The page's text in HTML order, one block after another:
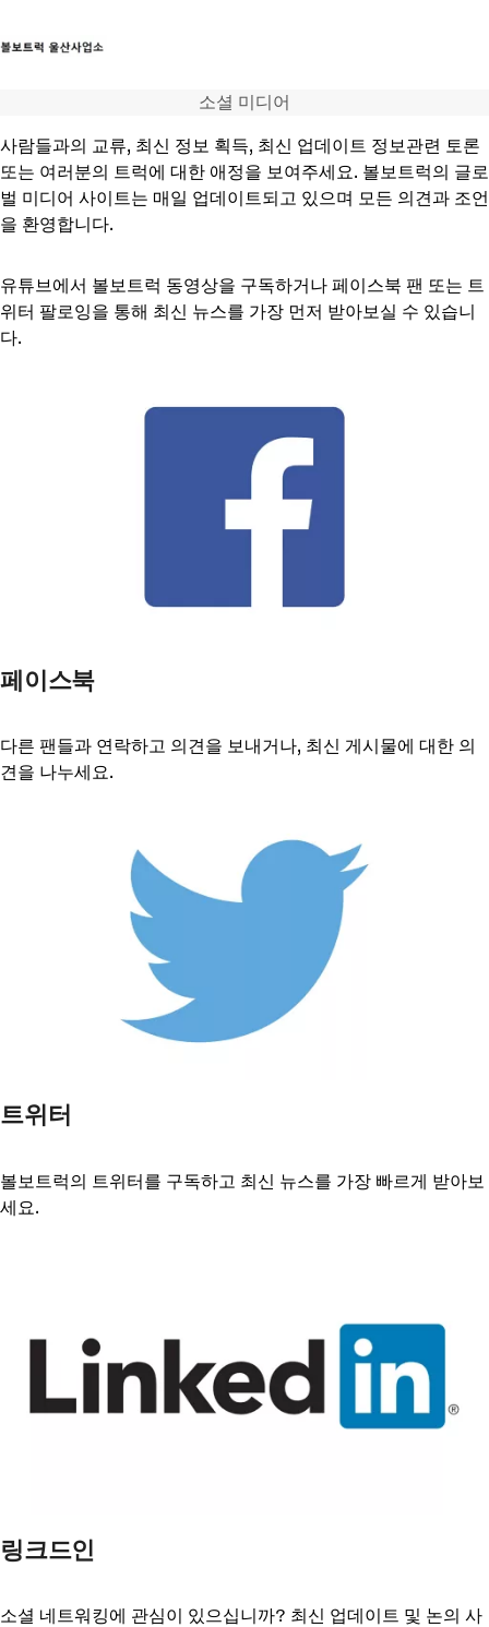
서비스
뉴스
연락처
소셜 미디어
사람들과의 교류, 최신 정보 획득, 최신 업데이트 정보관련 토론
또는 여러분의 트럭에 대한 애정을 보여주세요. 볼보트럭의 글로
벌 미디어 사이트는 매일 업데이트되고 있으며 모든 의견과 조언
을 환영합니다.
유튜브에서 볼보트럭 동영상을 구독하거나 페이스북 팬 또는 트
위터 팔로잉을 통해 최신 뉴스를 가장 먼저 받아보실 수 있습니
다.
페이스북
다른 팬들과 연락하고 의견을 보내거나, 최신 게시물에 대한 의
견을 나누세요.
트위터
볼보트럭의 트위터를 구독하고 최신 뉴스를 가장 빠르게 받아보
세요.
링크드인
소셜 네트워킹에 관심이 있으십니까? 최신 업데이트 및 논의 사